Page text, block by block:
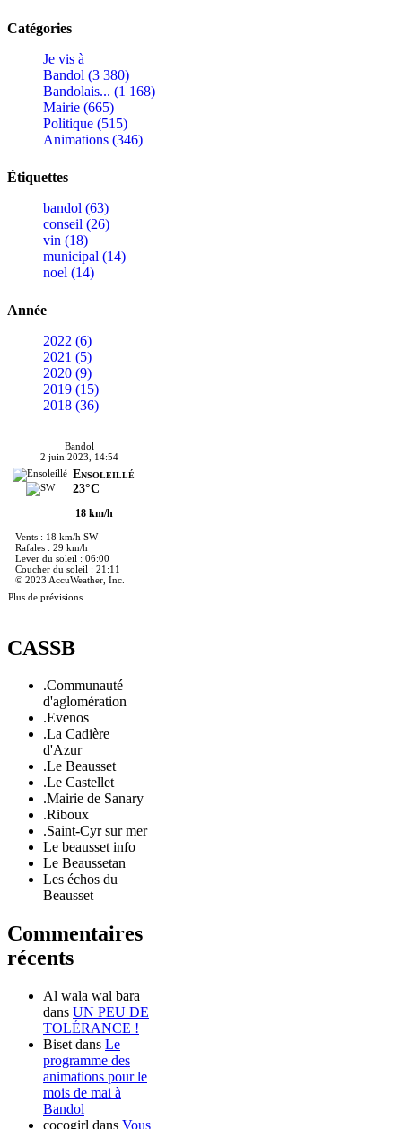
Catégories
Je vis à
Bandol (3 380)
Bandolais... (1 168)
Mairie (665)
Politique (515)
Animations (346)
Étiquettes
bandol (63)
conseil (26)
vin (18)
municipal (14)
noel (14)
Année
2022 (6)
2021 (5)
2020 (9)
2019 (15)
2018 (36)
Bandol
2 juin 2023, 14:54
Ensoleillé
23°C
18 km/h
Vents : 18 km/h SW
Rafales : 29 km/h
Lever du soleil : 06:00
Coucher du soleil : 21:11
© 2023 AccuWeather, Inc.
Plus de prévisions...
CASSB
.Communauté
d'aglomération
.Evenos
.La Cadière
d'Azur
.Le Beausset
.Le Castellet
.Mairie de Sanary
.Riboux
.Saint-Cyr sur mer
Le beausset info
Le Beaussetan
Les échos du
Beausset
Commentaires
récents
Al wala wal bara
dans UN PEU DE
TOLÉRANCE !
Biset dans Le
programme des
animations pour le
mois de mai à
Bandol
cocogirl dans Vous